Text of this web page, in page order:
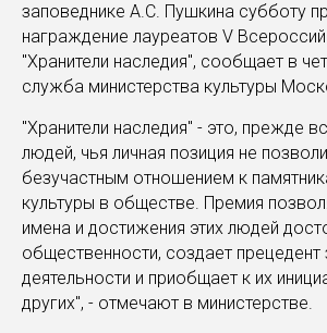
заповеднике А.С. Пушкина субботу
награждение лауреатов V
"Хранители наследия", сообщает в
служба министерства культуры
"Хранители наследия" - это, прежде
людей, чья личная позиция не
безучастным отношением к
культуры в обществе. Премия
имена и достижения этих людей
общественности, создает прецедент
деятельности и приобщает к их
других", - отмечают в министерстве.